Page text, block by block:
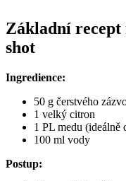
Základní recept
shot
Ingredience:
50 g čerstvého
1 velký citron
1 PL medu (ideálně
100 ml vody
Postup: